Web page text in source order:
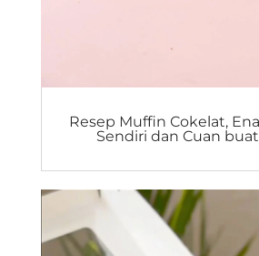
Resep Muffin Cokelat,
Sendiri dan Cuan